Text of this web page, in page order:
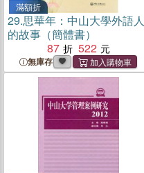
滿額折
29.思華年：中山大學外語人
的故事（簡體書）
87
522
無庫存